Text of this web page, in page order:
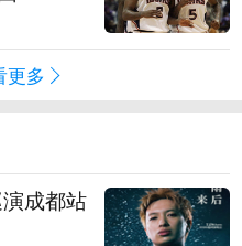
更多
成都站